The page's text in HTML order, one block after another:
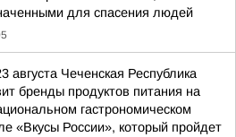
для спасения людей
августа Чеченская Республика
бренды продуктов питания на
гастрономическом
«Вкусы России», который пройдет